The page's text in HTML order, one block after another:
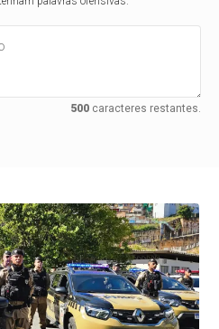
500caracteres restantes.